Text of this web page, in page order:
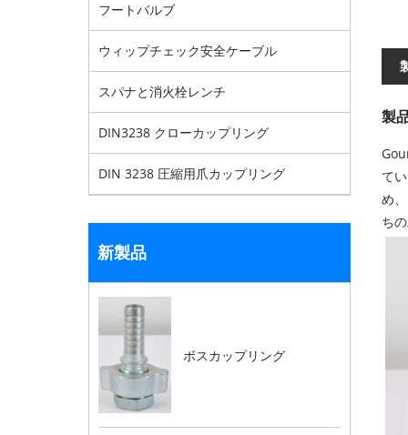
フートバルブ
ウィップチェック安全ケーブル
スパナと消火栓レンチ
DIN3238 クローカップリング
DIN 3238 圧縮用爪カップリング
新製品
ボスカップリング
製
て
め
ち